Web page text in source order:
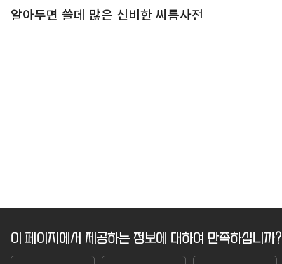
알아두면 쓸데 많은 신비한 씨름사전
이 페이지에서 제공하는 정보에 대하여 만족하십니까?